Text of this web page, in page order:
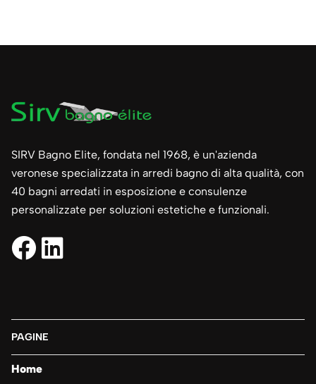
SIRV Bagno Elite, fondata nel 1968, è un'azienda
veronese specializzata in arredi bagno di alta qualità, con
40 bagni arredati in esposizione e consulenze
personalizzate per soluzioni estetiche e funzionali.
PAGINE
Home